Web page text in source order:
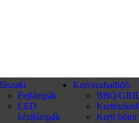
Fejlámpák
LED
kézilámpák
Kert/szabadidő
BBQ/
Kerti bútor